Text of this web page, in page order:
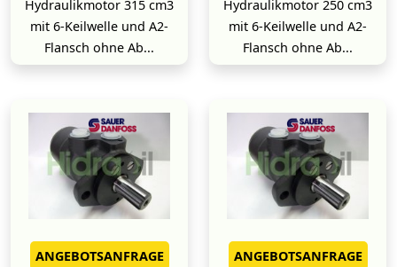
Hydraulikmotor 315 cm3
mit 6-Keilwelle und A2-
Flansch ohne Ab...
Hydraulikmotor 250 cm3
mit 6-Keilwelle und A2-
Flansch ohne Ab...
ANGEBOTSANFRAGE
ANGEBOTSANFRAGE